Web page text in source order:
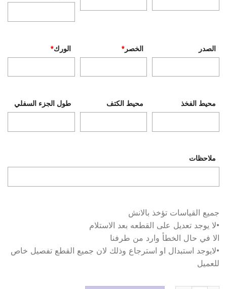
الورك* الخصر* الصدر
طول الجزء السفلي محيط الكتف محيط الفخذ
ملاحظات
جميع القياسات تؤخذ بالانش
•لا يوجد تعديل على القطعه بعد الاستلام
الا في حال الخطأ وارد من طرفنا
•لايوجد استبدال او استرجاع وذلك لان جميع القطع تفصيل خاص
للعميل